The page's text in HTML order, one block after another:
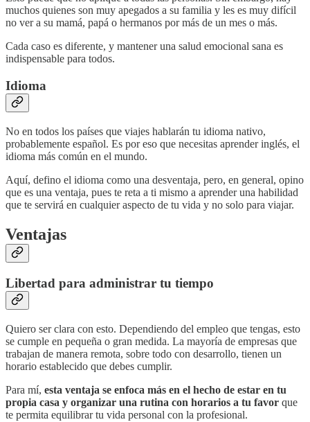
muchos quienes son muy apegados a su familia y les es muy difícil
no ver a su mamá, papá o hermanos por más de un mes o más.
Cada caso es diferente, y mantener una salud emocional sana es
indispensable para todos.
Idioma
No en todos los países que viajes hablarán tu idioma nativo,
probablemente español. Es por eso que necesitas aprender inglés, el
idioma más común en el mundo.
Aquí, defino el idioma como una desventaja, pero, en general, opino
que es una ventaja, pues te reta a ti mismo a aprender una habilidad
que te servirá en cualquier aspecto de tu vida y no solo para viajar.
Ventajas
Libertad para administrar tu tiempo
Quiero ser clara con esto. Dependiendo del empleo que tengas, esto
se cumple en pequeña o gran medida. La mayoría de empresas que
trabajan de manera remota, sobre todo con desarrollo, tienen un
horario establecido que debes cumplir.
Para mí, esta ventaja se enfoca más en el hecho de estar en tu
propia casa y organizar una rutina con horarios a tu favor que
te permita equilibrar tu vida personal con la profesional.